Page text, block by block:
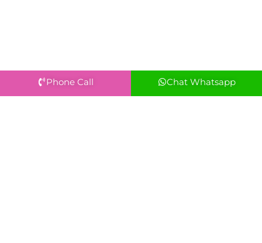
Phone Call Chat Whatsapp